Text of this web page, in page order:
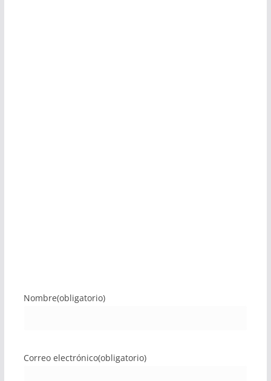
Nombre(obligatorio)
Correo electrónico(obligatorio)